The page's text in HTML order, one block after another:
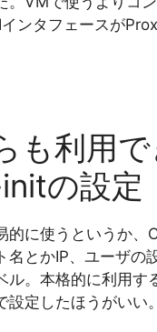
ンタフェースが
も利用で
の設定
的に使うというか、
名とかIP、ユーザの
ル。本格的に利用す
設定したほうがいい。